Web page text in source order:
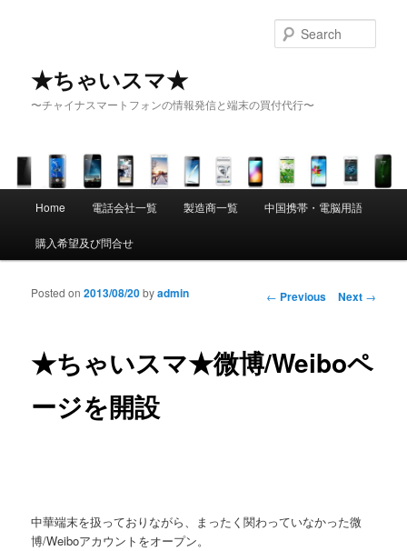
★ちゃいスマ★
〜チャイナスマートフォンの情報発信と端末の買付代行〜
Skip to primary content
Skip to secondary content
Home 電話会社一覧 製造商一覧 中国携帯・電脳用語
購入希望及び問合せ
Post navigation
← Previous Next →
★ちゃいスマ★微博/Weiboペ
ージを開設
Posted on2013/08/20byadmin
中華端末を扱っておりながら、まったく関わっていなかった微
博/Weiboアカウントをオープン。